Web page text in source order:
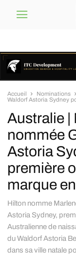
Accueil Nominations
Waldorf Astoria Sydney
Australie |
nommée
Astoria
première
marque
Hilton nomme
Astoria Sydney,
Australienne de
du Waldorf Astoria
dans sa ville natale